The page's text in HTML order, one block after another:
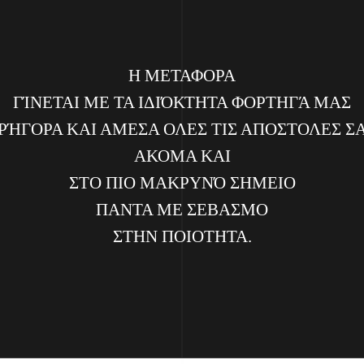
Η ΜΕΤΑΦΟΡΑ
ΓΊΝΕΤΑΙ ΜΕ ΤΑ ΙΔΙΌΚΤΗΤΑ ΦΟΡΤΗΓΆ ΜΑΣ
ΚΑΙ ΑΜΕΣΑ ΟΛΕΣ ΤΙΣ ΑΠΟΣΤΟΛΕΣ
ΑΚΟΜΑ ΚΑΙ
ΣΤΟ ΠΙΟ ΜΑΚΡΥΝΌ ΣΗΜΕΙΟ
ΠΑΝΤΑ ΜΕ ΣΕΒΑΣΜΟ
ΣΤΗΝ ΠΟΙΟΤΗΤΑ.